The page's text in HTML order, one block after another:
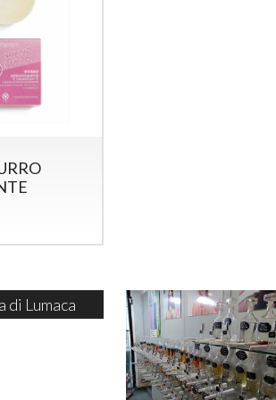
di Lumaca